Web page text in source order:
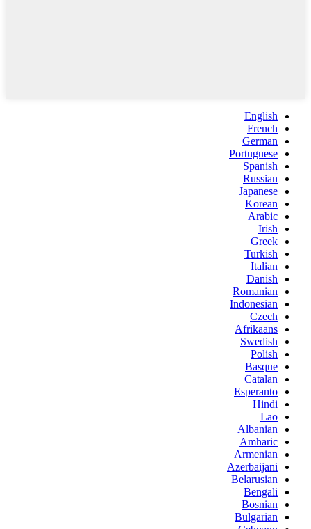
English
French
German
Portuguese
Spanish
Russian
Japanese
Korean
Arabic
Irish
Greek
Turkish
Italian
Danish
Romanian
Indonesian
Czech
Afrikaans
Swedish
Polish
Basque
Catalan
Esperanto
Hindi
Lao
Albanian
Amharic
Armenian
Azerbaijani
Belarusian
Bengali
Bosnian
Bulgarian